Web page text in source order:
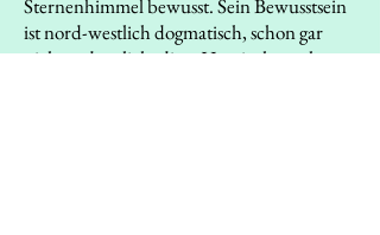
Sternenhimmel bewusst. Sein Bewusstsein
ist nord-westlich dogmatisch, schon gar
nicht süd-östlich, diese Hemisphäre als